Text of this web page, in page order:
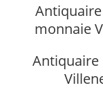
monnaie
Antiquaire